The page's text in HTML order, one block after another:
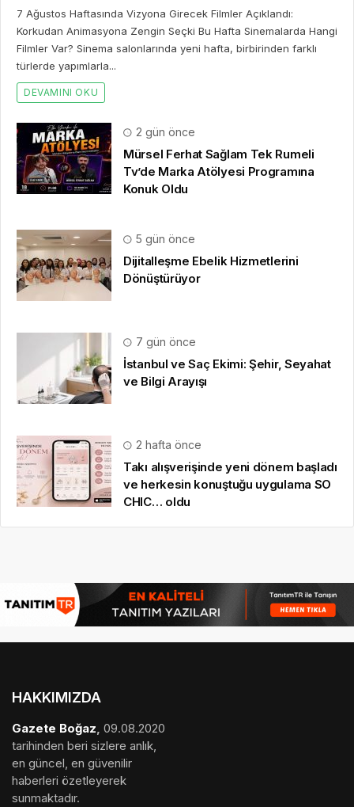
7 Ağustos Haftasında Vizyona Girecek Filmler Açıklandı:
Korkudan Animasyona Zengin Seçki Bu Hafta Sinemalarda Hangi
Filmler Var? Sinema salonlarında yeni hafta, birbirinden farklı
türlerde yapımlarla...
DEVAMINI OKU
2 gün önce
Mürsel Ferhat Sağlam Tek Rumeli
Tv’de Marka Atölyesi Programına
Konuk Oldu
5 gün önce
Dijitalleşme Ebelik Hizmetlerini
Dönüştürüyor
7 gün önce
İstanbul ve Saç Ekimi: Şehir, Seyahat
ve Bilgi Arayışı
2 hafta önce
Takı alışverişinde yeni dönem başladı
ve herkesin konuştuğu uygulama SO
CHIC… oldu
HAKKIMIZDA
Gazete Boğaz, 09.08.2020
tarihinden beri sizlere anlık,
en güncel, en güvenilir
haberleri özetleyerek
sunmaktadır.